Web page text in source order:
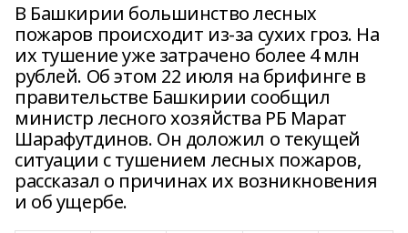
В Башкирии большинство лесных
пожаров происходит из-за сухих гроз. На
их тушение уже затрачено более 4 млн
рублей. Об этом 22 июля на брифинге в
правительстве Башкирии сообщил
министр лесного хозяйства РБ Марат
Шарафутдинов. Он доложил о текущей
ситуации с тушением лесных пожаров,
рассказал о причинах их возникновения
и об ущербе.